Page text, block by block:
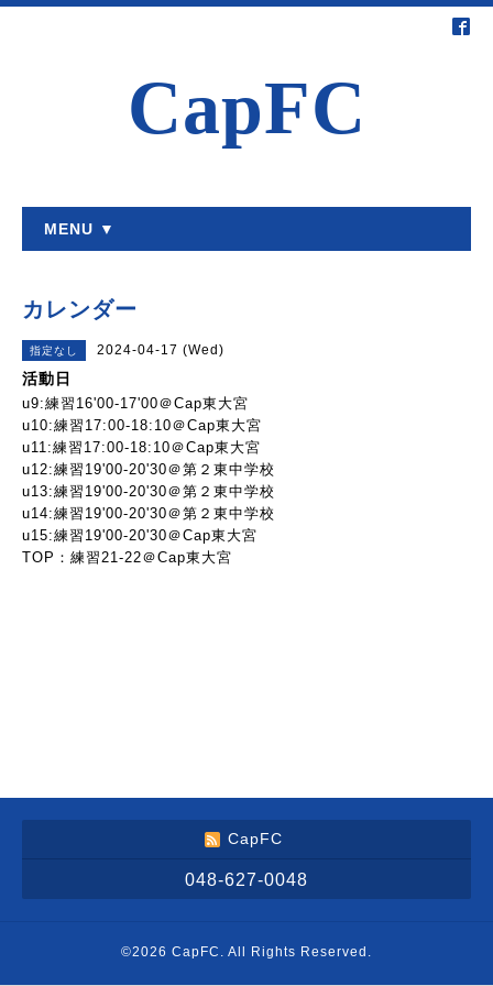
CapFC
MENU ▼
カレンダー
指定なし 2024-04-17 (Wed)
活動日
u9:練習16'00-17'00＠Cap東大宮
u10:練習17:00-18:10＠Cap東大宮
u11:練習17:00-18:10＠Cap東大宮
u12:練習19'00-20'30＠第２東中学校
u13:練習19'00-20'30＠第２東中学校
u14:練習19'00-20'30＠第２東中学校
u15:練習19'00-20'30＠Cap東大宮
TOP：練習21-22＠Cap東大宮
CapFC
048-627-0048
©2026 CapFC . All Rights Reserved.